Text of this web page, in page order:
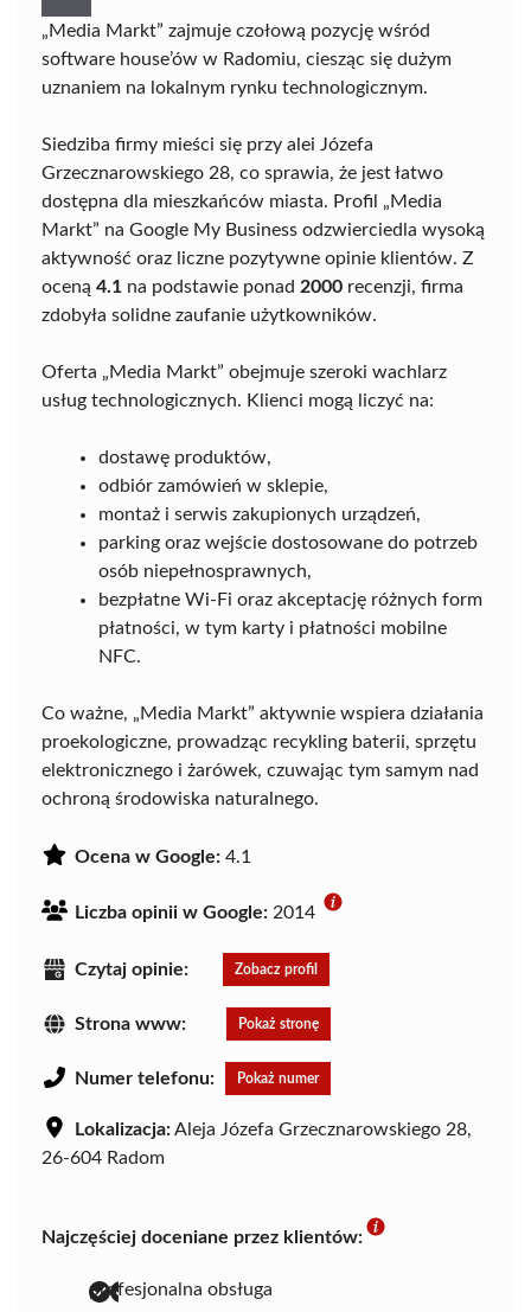
„Media Markt” zajmuje czołową pozycję wśród
software house’ów w Radomiu, ciesząc się dużym
uznaniem na lokalnym rynku technologicznym.
Siedziba firmy mieści się przy alei Józefa
Grzecznarowskiego 28, co sprawia, że jest łatwo
dostępna dla mieszkańców miasta. Profil „Media
Markt” na Google My Business odzwierciedla wysoką
aktywność oraz liczne pozytywne opinie klientów. Z
oceną 4.1 na podstawie ponad 2000 recenzji, firma
zdobyła solidne zaufanie użytkowników.
Oferta „Media Markt” obejmuje szeroki wachlarz
usług technologicznych. Klienci mogą liczyć na:
dostawę produktów,
odbiór zamówień w sklepie,
montaż i serwis zakupionych urządzeń,
parking oraz wejście dostosowane do potrzeb
osób niepełnosprawnych,
bezpłatne Wi-Fi oraz akceptację różnych form
płatności, w tym karty i płatności mobilne
NFC.
Co ważne, „Media Markt” aktywnie wspiera działania
proekologiczne, prowadząc recykling baterii, sprzętu
elektronicznego i żarówek, czuwając tym samym nad
ochroną środowiska naturalnego.
Ocena w Google: 4.1
Liczba opinii w Google: 2014
Czytaj opinie: Zobacz profil
Strona www: Pokaż stronę
Numer telefonu: Pokaż numer
Lokalizacja:Aleja Józefa Grzecznarowskiego 28,
26-604 Radom
Najczęściej doceniane przez klientów:
profesjonalna obsługa